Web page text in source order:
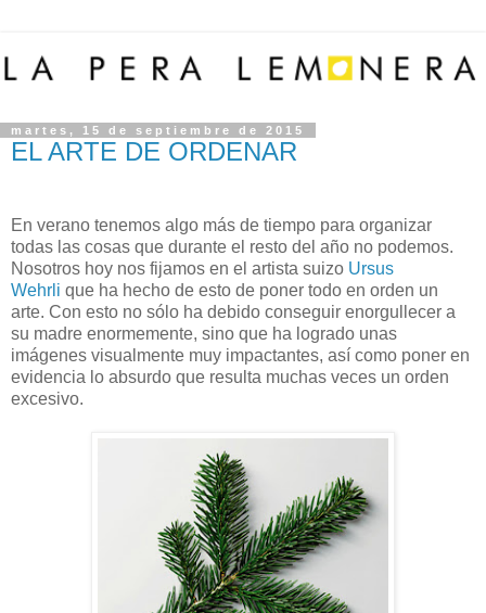
martes, 15 de septiembre de 2015
EL ARTE DE ORDENAR
En verano tenemos algo más de tiempo para organizar
todas las cosas que durante el resto del año no podemos.
Nosotros hoy nos fijamos en el artista suizo Ursus
Wehrli que ha hecho de esto de poner todo en orden un
arte. Con esto no sólo ha debido conseguir enorgullecer a
su madre enormemente, sino que ha logrado unas
imágenes visualmente muy impactantes, así como poner en
evidencia lo absurdo que resulta muchas veces un orden
excesivo.